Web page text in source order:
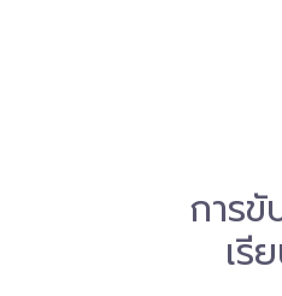
การ
เรี